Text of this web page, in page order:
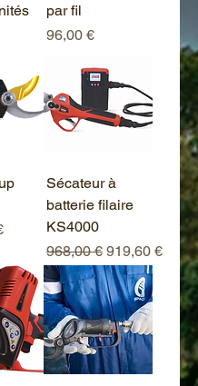
par fil
Prix
96,00 €
Sécateur à
batterie filaire
KS4000
Prix original
968,00 € Prix
919,60 €